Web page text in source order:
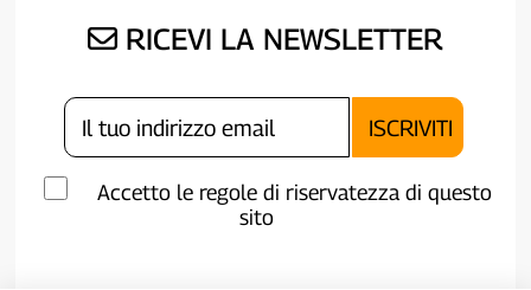
RICEVI LA NEWSLETTER
Accetto le regole di riservatezza di questo
sito